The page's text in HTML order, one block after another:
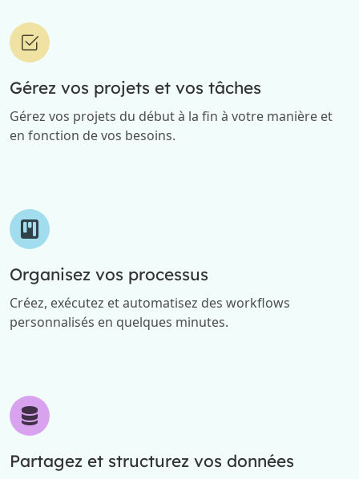
Gérez vos projets et vos tâches
Gérez vos projets du début à la fin à votre manière et
en fonction de vos besoins.
Organisez vos processus
Créez, exécutez et automatisez des workflows
personnalisés en quelques minutes.
Partagez et structurez vos données